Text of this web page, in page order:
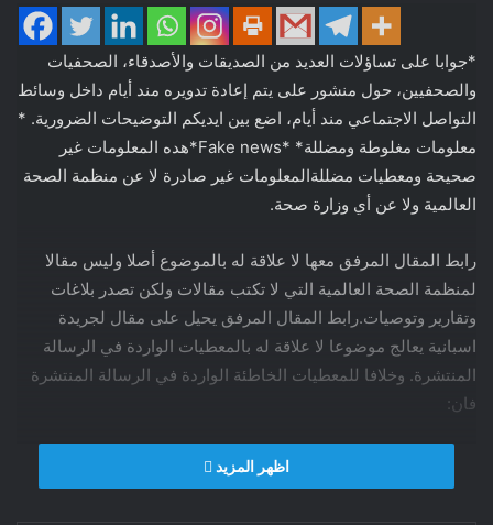
*جوابا على تساؤلات العديد من الصديقات والأصدقاء، الصحفيات
والصحفيين، حول منشور على يتم إعادة تدويره مند أيام داخل وسائط
التواصل الاجتماعي مند أيام، اضع بين ايديكم التوضيحات الضرورية. *
معلومات مغلوطة ومضللة* *Fake news*هده المعلومات غير
صحيحة ومعطيات مضللةالمعلومات غير صادرة لا عن منظمة الصحة
العالمية ولا عن أي وزارة صحة.
رابط المقال المرفق معها لا علاقة له بالموضوع أصلا وليس مقالا
لمنظمة الصحة العالمية التي لا تكتب مقالات ولكن تصدر بلاغات
وتقارير وتوصيات.رابط المقال المرفق يحيل على مقال لجريدة
اسبانية يعالج موضوعا لا علاقة له بالمعطيات الواردة في الرسالة
المنتشرة. وخلافا للمعطيات الخاطئة الواردة في الرسالة المنتشرة
فان:
اظهر المزيد